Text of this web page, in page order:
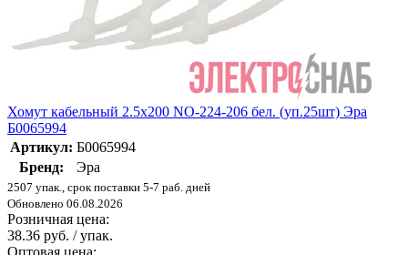
Хомут кабельный 2.5х200 NO-224-206 бел. (уп.25шт) Эра
Б0065994
Артикул: Б0065994
Бренд:
Эра
2507 упак., срок поставки 5-7 раб. дней
Обновлено 06.08.2026
Розничная цена:
38.36 руб. / упак.
Оптовая цена: